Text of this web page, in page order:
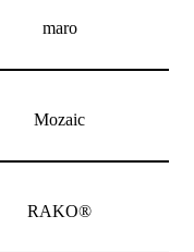
maro
Mozaic
RAKO®